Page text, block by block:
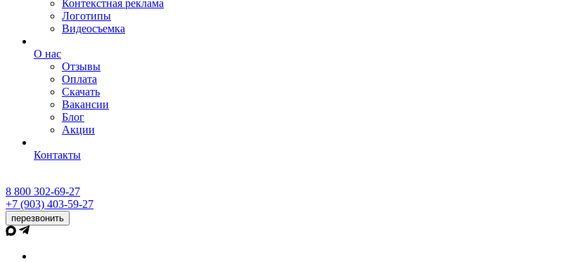
Контекстная реклама
Логотипы
Видеосъемка
О нас
Отзывы
Оплата
Скачать
Вакансии
Блог
Акции
Контакты
8 800 302-69-27
+7 (903) 403-59-27
перезвонить